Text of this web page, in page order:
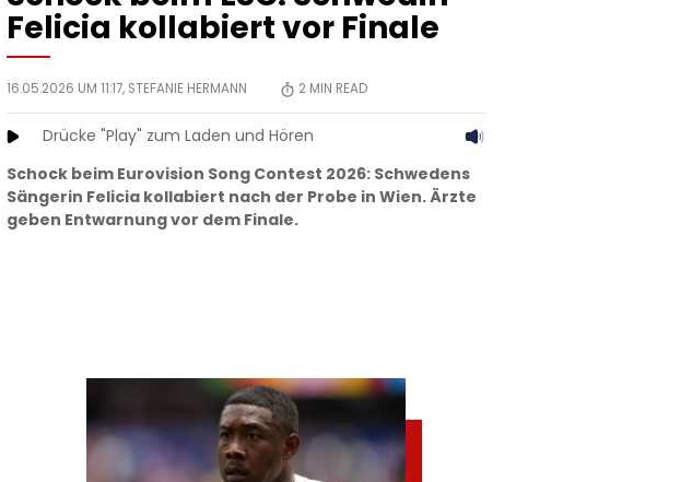
Felicia kollabiert vor Finale
16.05.2026 UM 11:17, STEFANIE HERMANN 2 MIN READ
Drücke "Play" zum Laden und Hören
Schock beim Eurovision Song Contest 2026: Schwedens
Sängerin Felicia kollabiert nach der Probe in Wien. Ärzte
geben Entwarnung vor dem Finale.